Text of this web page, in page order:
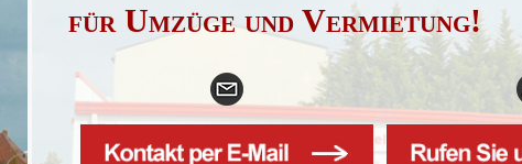
für Umzüge und Vermietung!